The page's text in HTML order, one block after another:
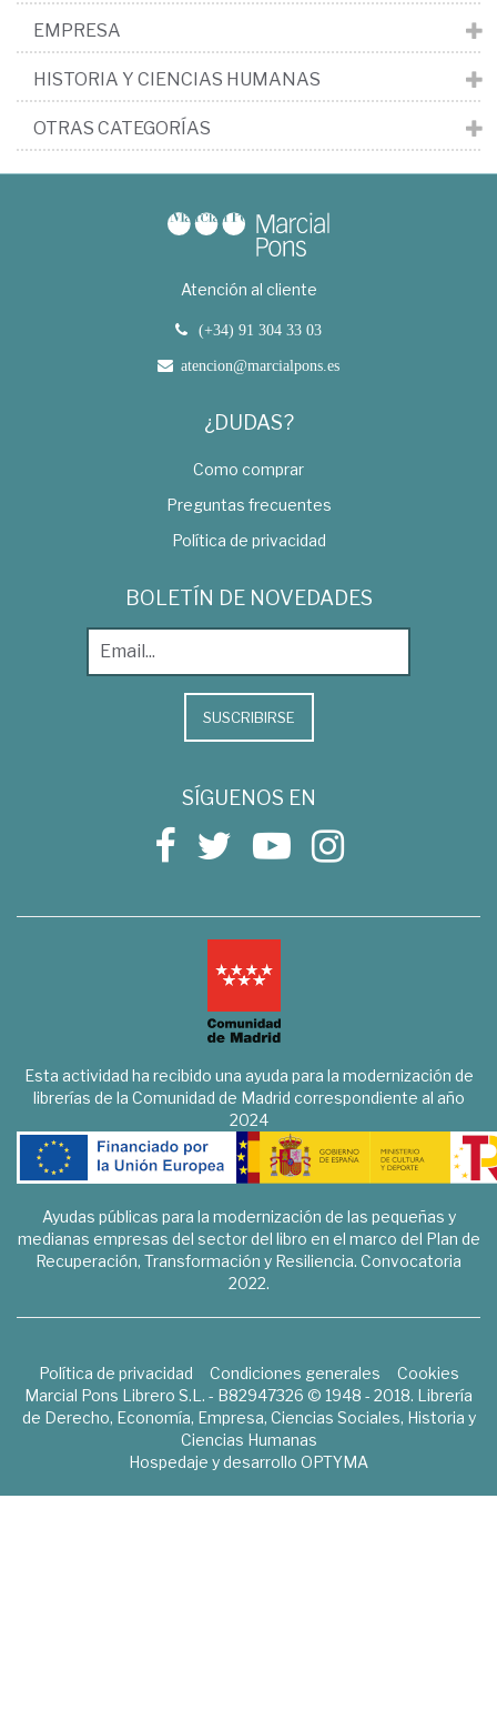
EMPRESA
HISTORIA Y CIENCIAS HUMANAS
OTRAS CATEGORÍAS
Atención al cliente
(+34) 91 304 33 03
atencion@marcialpons.es
¿DUDAS?
Como comprar
Preguntas frecuentes
Política de privacidad
BOLETÍN DE NOVEDADES
SUSCRIBIRSE
SÍGUENOS EN
Esta actividad ha recibido una ayuda para la modernización de
librerías de la Comunidad de Madrid correspondiente al año
2024
Ayudas públicas para la modernización de las pequeñas y
medianas empresas del sector del libro en el marco del Plan de
Recuperación, Transformación y Resiliencia. Convocatoria
2022.
Política de privacidad Condiciones generales
Cookies
Marcial Pons Librero S.L. - B82947326 © 1948 - 2018. Librería
de Derecho, Economía, Empresa, Ciencias Sociales, Historia y
Ciencias Humanas
Hospedaje y desarrollo OPTYMA